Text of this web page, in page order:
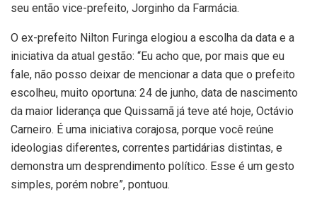
seu então vice-prefeito, Jorginho da Farmácia.
O ex-prefeito Nilton Furinga elogiou a escolha da data e a
iniciativa da atual gestão: “Eu acho que, por mais que eu
fale, não posso deixar de mencionar a data que o prefeito
escolheu, muito oportuna: 24 de junho, data de nascimento
da maior liderança que Quissamã já teve até hoje, Octávio
Carneiro. É uma iniciativa corajosa, porque você reúne
ideologias diferentes, correntes partidárias distintas, e
demonstra um desprendimento político. Esse é um gesto
simples, porém nobre”, pontuou.